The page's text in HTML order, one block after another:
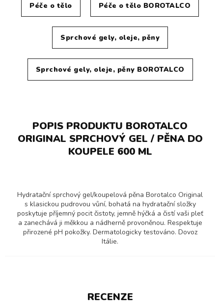
Péče o tělo Péče o tělo BOROTALCO
Sprchové gely, oleje, pěny
Sprchové gely, oleje, pěny BOROTALCO
POPIS PRODUKTU BOROTALCO
ORIGINAL SPRCHOVÝ GEL / PĚNA DO
KOUPELE 600 ML
Hydratační sprchový gel/koupelová pěna Borotalco Original
s klasickou pudrovou vůní, bohatá na hydratační složky
poskytuje příjemný pocit čistoty, jemně hýčká a čistí vaši pleť
a zanechává ji měkkou a nádherně provoněnou. Respektuje
přirozené pH pokožky. Dermatologicky testováno. Dovoz
Itálie.
RECENZE